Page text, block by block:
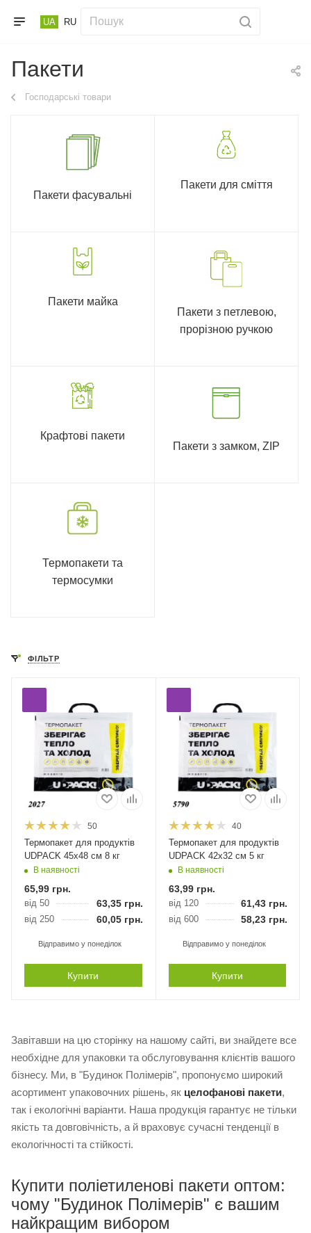
UA RU
Пакети
Господарські товари
Пакети фасувальні
Пакети для сміття
Пакети майка
Пакети з петлевою,
прорізною ручкою
Крафтові пакети
Пакети з замком, ZIP
Термопакети та
термосумки
ФІЛЬТР
50
Термопакет для продуктів
UDPACK 45х48 см 8 кг
В наявності
65,99 грн.
від 50 63,35 грн.
від 250 60,05 грн.
Відправимо у понеділок
Купити
40
Термопакет для продуктів
UDPACK 42х32 см 5 кг
В наявності
63,99грн.
від 120 61,43грн.
від 600 58,23грн.
Відправимо у понеділок
Купити
Завітавши на цю сторінку на нашому сайті, ви знайдете все
необхідне для упаковки та обслуговування клієнтів вашого
бізнесу. Ми, в "Будинок Полімерів", пропонуємо широкий
асортимент упаковочних рішень, як целофанові пакети,
так і екологічні варіанти. Наша продукція гарантує не тільки
якість та довговічність, а й враховує сучасні тенденції в
екологічності та стійкості.
Купити поліетиленові пакети оптом:
чому "Будинок Полімерів" є вашим
найкращим вибором